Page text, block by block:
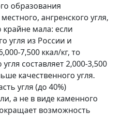
образования
ангренского угля,
крайне мала: если
угля из России и
7,500 ккал/кг, то
составляет 2,000-3,500
качественного угля.
угля (до 40%)
а не в виде каменного
возможность